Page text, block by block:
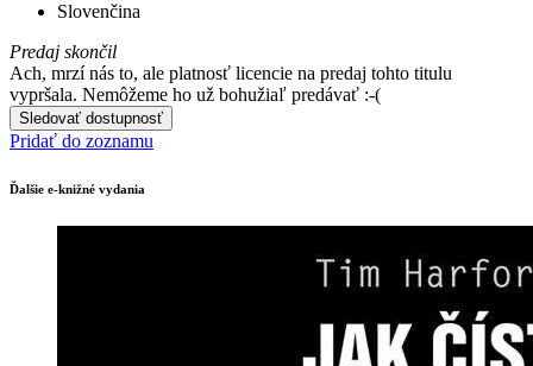
Slovenčina
Predaj skončil
Ach, mrzí nás to, ale platnosť licencie na predaj tohto titulu
vypršala. Nemôžeme ho už bohužiaľ predávať :-(
Sledovať dostupnosť
Pridať do zoznamu
Ďalšie e-knižné vydania